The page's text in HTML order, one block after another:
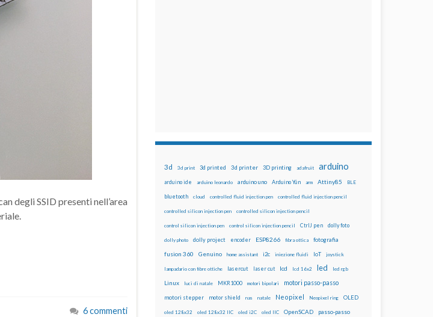
degli SSID presenti nell’area
6 commenti
3d 3d print 3d printed 3d printer 3D printing adafruit arduino
arduino ide arduino leonardo arduino uno Arduino Yún arm Attiny85 BLE
bluetooth cloud controlled fluid injection pen controlled fluid injection pencil
controlled silicon injection pen controlled silicon injection pencil
control silicon injection pen control silicon injection pencil CtrlJ pen dolly foto
dolly photo dolly project encoder ESP8266 fibra ottica fotografia
fusion 360 Genuino home assistant i2c iniezione fluidi IoT joystick
lampadario con fibre ottiche lasercut laser cut lcd lcd 16x2 led led rgb
Linux luci di natale MKR1000 motori bipolari motori passo-passo
motori stepper motor shield nas natale Neopixel Neopixel ring OLED
oled 128x32 oled 128x32 IIC oled i2C oled IIC OpenSCAD passo-passo